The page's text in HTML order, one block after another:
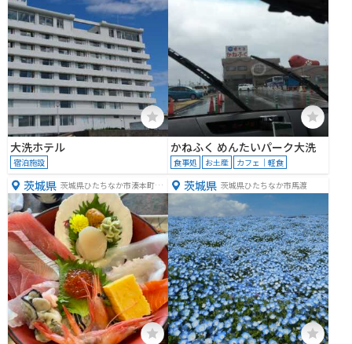
大洗ホテル
宿泊施設
かねふく めんたいパーク大洗
食事処 お土産 カフェ｜軽食
茨城県 茨城県ひたちなか市湊本町１
９−８
茨城県 茨城県ひたちなか市馬渡